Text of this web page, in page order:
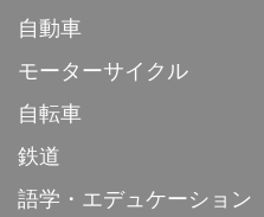
自動車
モーターサイクル
自転車
鉄道
語学・エデュケーション